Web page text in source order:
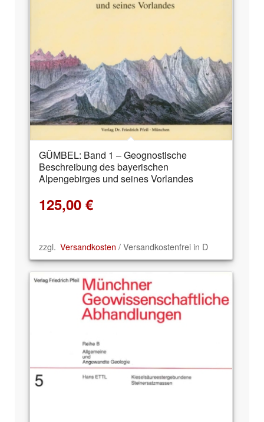
GÜMBEL: Band 1 – Geognostische
Beschreibung des bayerischen
Alpengebirges und seines Vorlandes
125,00 €
zzgl. Versandkosten / Versandkostenfrei in D